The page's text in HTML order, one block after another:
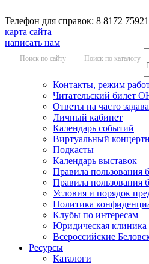
Телефон для справок: 8 8172
карта сайта
написать нам
Поиск по сайту Поиск по каталогу
Контакты, режим
Читательский билет
Ответы на часто
Личный кабинет
Календарь событий
Виртуальный
Подкасты
Календарь выставок
Правила пользования
Правила пользования
Условия и порядок
Политика
Клубы по интересам
Юридическая клиника
Всероссийские
Ресурсы
Каталоги